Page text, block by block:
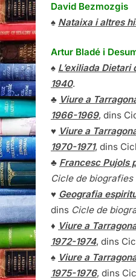
David Bezmozgis
♠ Nataixa i altres
Artur Bladé i
♠ L’exiliada Dietari
1940.
♣ Viure a
1966-1969, dins
♥ Viure a
1970-1971, dins
♣ Francesc Pujols
Cicle de biografies
♥ Geografia
dins Cicle de
♦ Viure a
1972-1974, dins
♠ Viure a
1975-1976, dins